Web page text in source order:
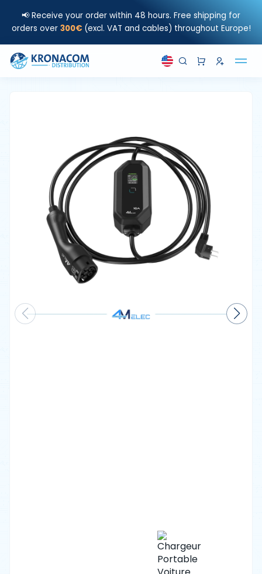
📢 Receive your order within 48 hours. Free shipping for
orders over 300€ (excl. VAT and cables) throughout Europe!